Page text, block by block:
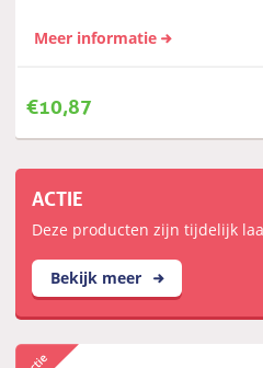
Meer informatie
€10,87
ACTIE
Deze producten zijn tijdelijk
Bekijk meer